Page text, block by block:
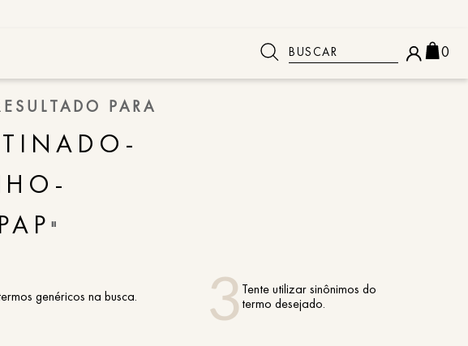
Buscar 0
PARA
"
genéricos na busca.
Tente utilizar sinônimos do
termo desejado.
TERMOS MAIS BUSCADOS
1 vestido
4